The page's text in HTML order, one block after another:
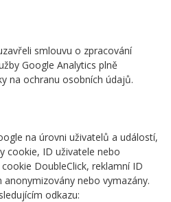
smlouvu o zpracování
Google Analytics plně
na ochranu osobních údajů.
na úrovni uživatelů a událostí,
cookie, ID uživatele nebo
DoubleClick, reklamní ID
nebo vymazány.
odkazu: